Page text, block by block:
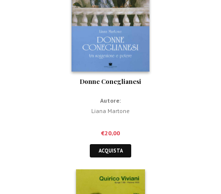
Donne Coneglianesi
Autore:
Liana Martone
€20,00
ACQUISTA